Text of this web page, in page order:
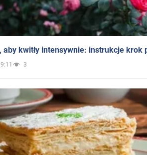
aby kwitły intensywnie: instrukcje krok
3